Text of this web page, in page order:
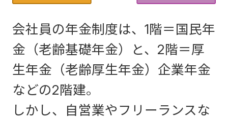
会社員の年金制度は、1階＝国民年
金（老齢基礎年金）と、2階＝厚
生年金（老齢厚生年金）企業年金
などの2階建。
しかし、自営業やフリーランスな